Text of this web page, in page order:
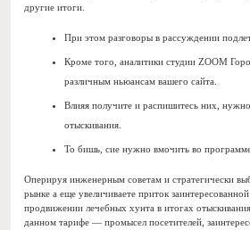
другие итоги.
При этом разговоры в рассуждении
Кроме того, аналитики студии ZOOM
различным ньюансам вашего сайта.
Влияя получите и распишитесь них,
отыскивания.
То бишь, сие нужно вмочить во
Оперируя инженерным советам и стратегически
рынке а еще увеличиваете приток
продвижении лечебных хунта в итогах
данном тарифе — промысел посетителей,